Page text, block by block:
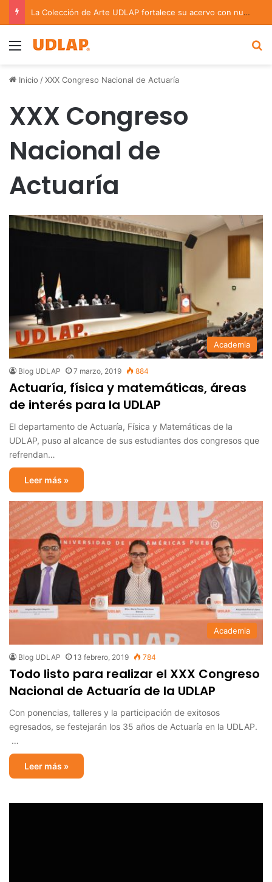
La Colección de Arte UDLAP fortalece su acervo con nuevas obras de artistas emergentes y consolidados
Menu
Inicio /XXX Congreso Nacional de Actuaría
XXX Congreso
Nacional de
Actuaría
Academia
Blog UDLAP 7 marzo, 2019 884
Actuaría, física y matemáticas, áreas
de interés para la UDLAP
El departamento de Actuaría, Física y Matemáticas de la
UDLAP, puso al alcance de sus estudiantes dos congresos que
refrendan…
Leer más »
Academia
Blog UDLAP 13 febrero, 2019 784
Todo listo para realizar el XXX Congreso
Nacional de Actuaría de la UDLAP
Con ponencias, talleres y la participación de exitosos
egresados, se festejarán los 35 años de Actuaría en la UDLAP.
…
Leer más »